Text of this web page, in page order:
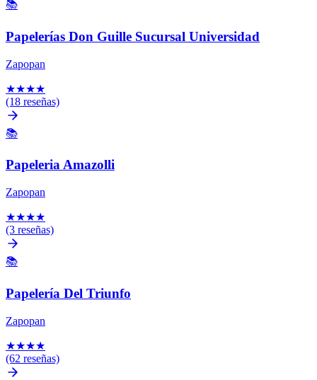
📚
Papelerías Don Guille Sucursal Universidad
Zapopan
★★★★
(18 reseñas)
📚
Papeleria Amazolli
Zapopan
★★★★
(3 reseñas)
📚
Papelería Del Triunfo
Zapopan
★★★★
(62 reseñas)